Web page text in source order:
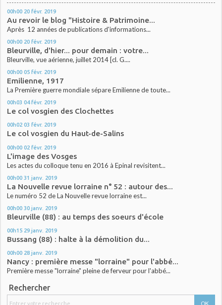
00h00 20 févr. 2019
Au revoir le blog "Histoire & Patrimoine...
Après 12 années de publications d'informations...
00h00 20 févr. 2019
Bleurville, d'hier... pour demain : votre...
Bleurville, vue aérienne, juillet 2014 [cl. G....
00h00 05 févr. 2019
Emilienne, 1917
La Première guerre mondiale sépare Emilienne de toute...
00h03 04 févr. 2019
Le col vosgien des Clochettes
00h02 03 févr. 2019
Le col vosgien du Haut-de-Salins
00h00 02 févr. 2019
L'image des Vosges
Les actes du colloque tenu en 2016 à Epinal revisitent...
00h00 31 janv. 2019
La Nouvelle revue lorraine n° 52 : autour des...
Le numéro 52 de La Nouvelle revue lorraine est...
00h00 30 janv. 2019
Bleurville (88) : au temps des soeurs d'école
00h15 29 janv. 2019
Bussang (88) : halte à la démolition du...
00h00 28 janv. 2019
Nancy : première messe "lorraine" pour l'abbé...
Première messe "lorraine" pleine de ferveur pour l'abbé...
Rechercher